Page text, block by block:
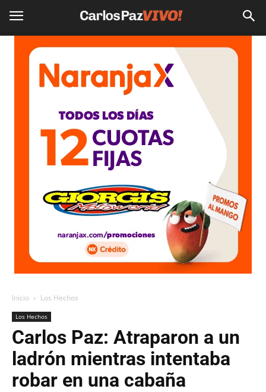
Inicio Los Hechos
Los Hechos
Carlos Paz: Atraparon a un
ladrón mientras intentaba
robar en una cabaña